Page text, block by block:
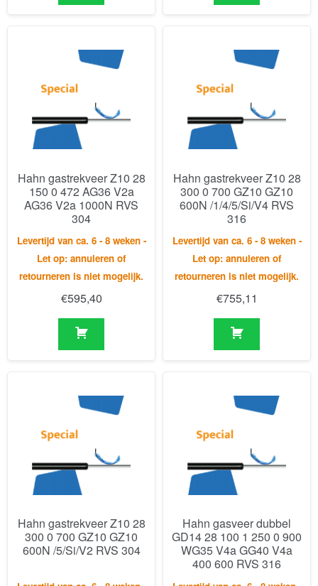
Hahn gastrekveer Z10 28
150 0 472 AG36 V2a
AG36 V2a 1000N RVS
304
Levertijd van ca. 6 - 8 weken -
Let op: annuleren of
retourneren is niet mogelijk.
€595,40
Hahn gastrekveer Z10 28
300 0 700 GZ10 GZ10
600N /1/4/5/Si/V4 RVS
316
Levertijd van ca. 6 - 8 weken -
Let op: annuleren of
retourneren is niet mogelijk.
€755,11
Hahn gastrekveer Z10 28
300 0 700 GZ10 GZ10
600N /5/Si/V2 RVS 304
Hahn gasveer dubbel
GD14 28 100 1 250 0 900
WG35 V4a GG40 V4a
400 600 RVS 316